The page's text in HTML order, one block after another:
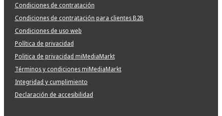
Condiciones de contratación
Condiciones de contratación para clientes B2B
Condiciones de uso web
Política de privacidad
Politica de privacidad miMediaMarkt
Términos y condiciones miMediaMarkt
Integridad y cumplimiento
Declaración de accesibilidad